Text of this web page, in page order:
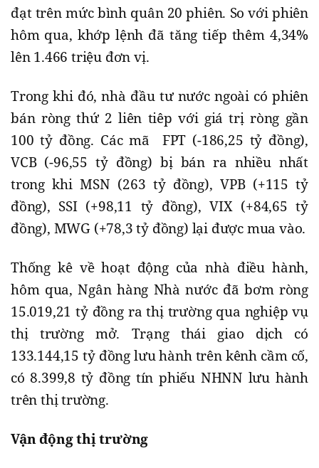
đạt trên mức bình quân 20 phiên. So với phiên
hôm qua, khớp lệnh đã tăng tiếp thêm 4,34%
lên 1.466 triệu đơn vị.
Trong khi đó, nhà đầu tư nước ngoài có phiên
bán ròng thứ 2 liên tiêp với giá trị ròng gần
100 tỷ đồng. Các mã FPT (-186,25 tỷ đồng),
VCB (-96,55 tỷ đồng) bị bán ra nhiều nhất
trong khi MSN (263 tỷ đồng), VPB (+115 tỷ
đồng), SSI (+98,11 tỷ đồng), VIX (+84,65 tỷ
đồng), MWG (+78,3 tỷ đồng) lại được mua vào.
Thống kê về hoạt động của nhà điều hành,
hôm qua, Ngân hàng Nhà nước đã bơm ròng
15.019,21 tỷ đồng ra thị trường qua nghiệp vụ
thị trường mở. Trạng thái giao dịch có
133.144,15 tỷ đồng lưu hành trên kênh cầm cố,
có 8.399,8 tỷ đồng tín phiếu NHNN lưu hành
trên thị trường.
Vận động thị trường